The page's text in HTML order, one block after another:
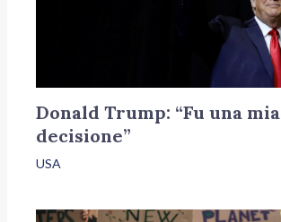
Donald Trump: “Fu una mia
decisione”
USA